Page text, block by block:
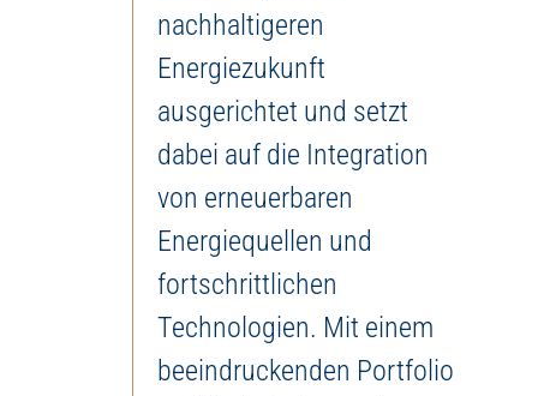
nachhaltigeren
Energiezukunft
ausgerichtet und setzt
dabei auf die Integration
von erneuerbaren
Energiequellen und
fortschrittlichen
Technologien. Mit einem
beeindruckenden Portfolio